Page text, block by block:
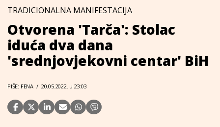
TRADICIONALNA MANIFESTACIJA
Otvorena 'Tarča': Stolac
iduća dva dana
'srednjovjekovni centar' BiH
PIŠE: FENA / 20.05.2022. u 23:03